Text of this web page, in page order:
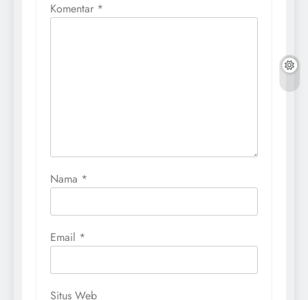
Komentar *
Nama *
Email *
Situs Web